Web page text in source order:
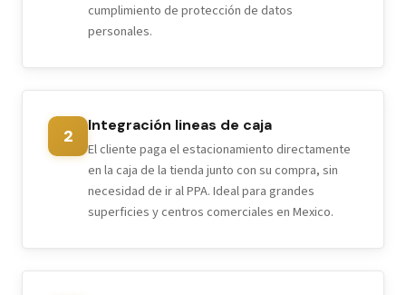
cumplimiento de protección de datos
personales.
2
Integración lineas de caja
El cliente paga el estacionamiento directamente
en la caja de la tienda junto con su compra, sin
necesidad de ir al PPA. Ideal para grandes
superficies y centros comerciales en Mexico.